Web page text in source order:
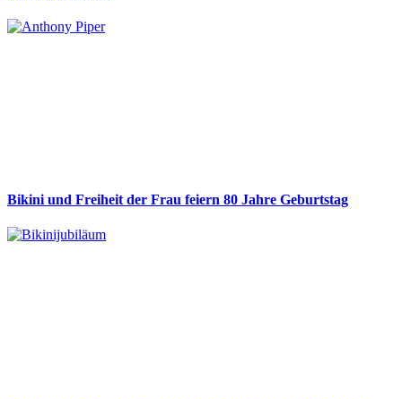
Bikini und Freiheit der Frau feiern 80 Jahre Geburtstag